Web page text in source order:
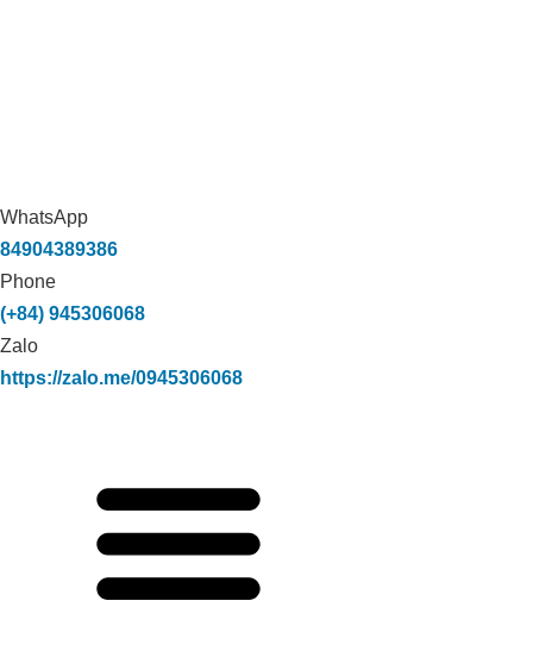
WhatsApp
84904389386
Phone
(+84) 945306068
Zalo
https://zalo.me/0945306068